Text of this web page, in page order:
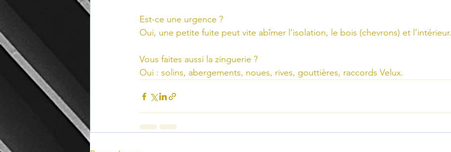
Est-ce une urgence ?
Oui, une petite fuite peut vite abîmer l’isolation, le bois (chevrons) et l’intérieur.
Vous faites aussi la zinguerie ?
Oui : solins, abergements, noues, rives, gouttières, raccords Velux.